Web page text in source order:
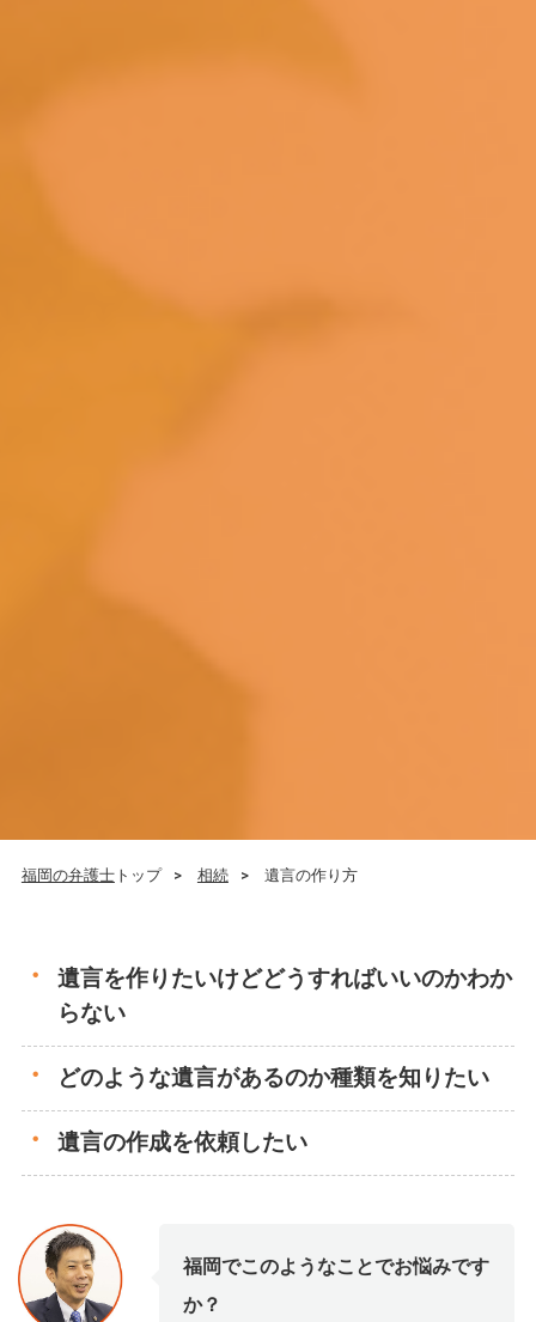
福岡の弁護士トップ 相続 遺言の作り方
遺言を作りたいけどどうすればいいのかわか
らない
どのような遺言があるのか種類を知りたい
遺言の作成を依頼したい
福岡でこのようなことでお悩みです
か？